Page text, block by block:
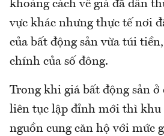
khoảng cách về giá đã dần
vực khác nhưng thực tế nơi
của bất động sản vừa túi
chính của số đông.
Trong khi giá bất động sản ở
liên tục lập đỉnh mới thì khu
nguồn cung căn hộ với mức